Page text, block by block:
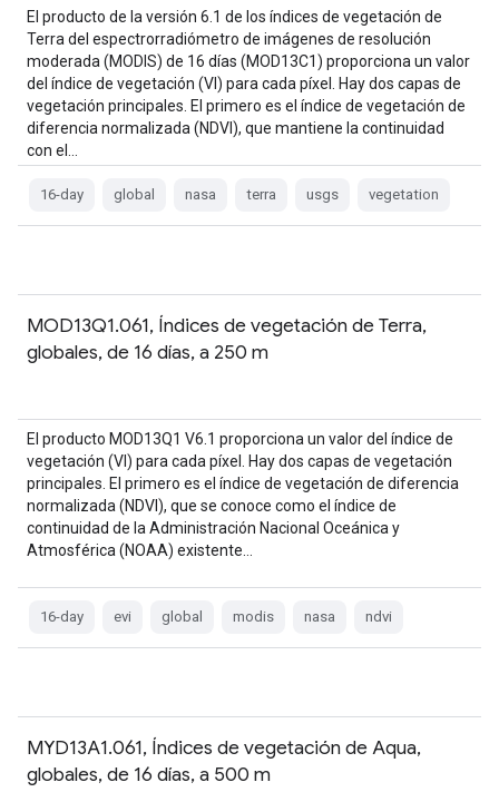
El producto de la versión 6.1 de los índices de vegetación de
Terra del espectrorradiómetro de imágenes de resolución
moderada (MODIS) de 16 días (MOD13C1) proporciona un valor
del índice de vegetación (VI) para cada píxel. Hay dos capas de
vegetación principales. El primero es el índice de vegetación de
diferencia normalizada (NDVI), que mantiene la continuidad
con el…
16-day global nasa terra usgs vegetation
MOD13Q1.061, Índices de vegetación de Terra,
globales, de 16 días, a 250 m
El producto MOD13Q1 V6.1 proporciona un valor del índice de
vegetación (VI) para cada píxel. Hay dos capas de vegetación
principales. El primero es el índice de vegetación de diferencia
normalizada (NDVI), que se conoce como el índice de
continuidad de la Administración Nacional Oceánica y
Atmosférica (NOAA) existente…
16-day evi global modis nasa ndvi
MYD13A1.061, Índices de vegetación de Aqua,
globales, de 16 días, a 500 m